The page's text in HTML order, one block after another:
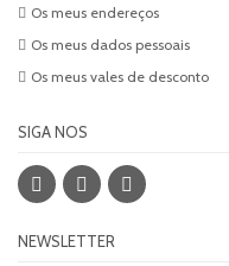
Os meus endereços
Os meus dados pessoais
Os meus vales de desconto
SIGA NOS
NEWSLETTER